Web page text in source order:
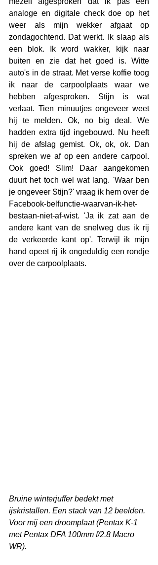
analoge en digitale check doe op het
weer als mijn wekker afgaat op
zondagochtend. Dat werkt. Ik slaap als
een blok. Ik word wakker, kijk naar
buiten en zie dat het goed is. Witte
auto's in de straat. Met verse koffie toog
ik naar de carpoolplaats waar we
hebben afgesproken. Stijn is wat
verlaat. Tien minuutjes ongeveer weet
hij te melden. Ok, no big deal. We
hadden extra tijd ingebouwd. Nu heeft
hij de afslag gemist. Ok, ok, ok. Dan
spreken we af op een andere carpool.
Ook goed! Slim! Daar aangekomen
duurt het toch wel wat lang. 'Waar ben
je ongeveer Stijn?' vraag ik hem over de
Facebook-belfunctie-waarvan-ik-het-
bestaan-niet-af-wist. 'Ja ik zat aan de
andere kant van de snelweg dus ik rij
de verkeerde kant op'. Terwijl ik mijn
hand opeet rij ik ongeduldig een rondje
over de carpoolplaats.
Bruine winterjuffer bedekt met
ijskristallen. Een stack van 12 beelden.
Voor mij een droomplaat (Pentax K-1
met Pentax DFA 100mm f/2.8 Macro
WR).